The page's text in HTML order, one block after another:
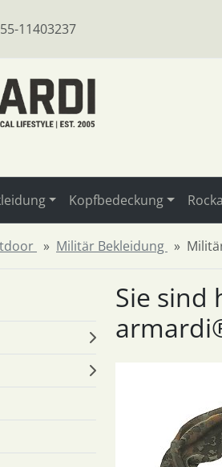
11403237
Kopfbedeckung
Militär Bekleidung
Sie sind